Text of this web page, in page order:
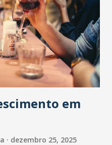
em
dezembro 25, 2025